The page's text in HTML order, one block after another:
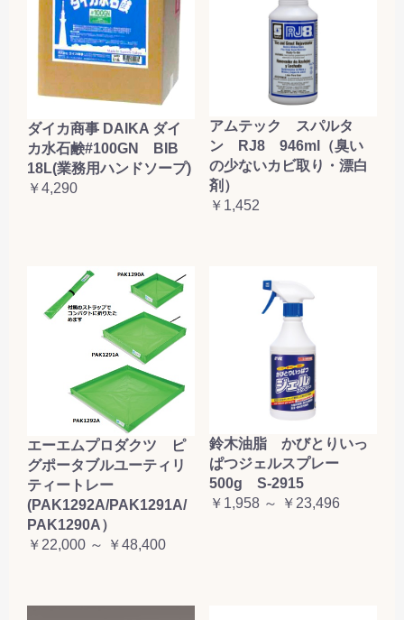
ダイカ商事 DAIKA ダイ
カ水石鹸#100GN BIB
18L(業務用ハンドソープ)
￥4,290
アムテック スパルタ
ン RJ8 946ml（臭い
の少ないカビ取り・漂白
剤）
￥1,452
エーエムプロダクツ ピ
グポータブルユーティリ
ティートレー
(PAK1292A/PAK1291A/
PAK1290A）
￥22,000 ～ ￥48,400
鈴木油脂 かびとりいっ
ぱつジェルスプレー
500g S-2915
￥1,958 ～ ￥23,496